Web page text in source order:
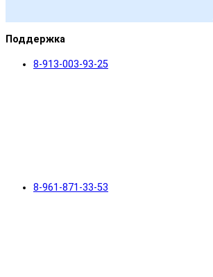
Поддержка
8-913-003-93-25
8-961-871-33-53